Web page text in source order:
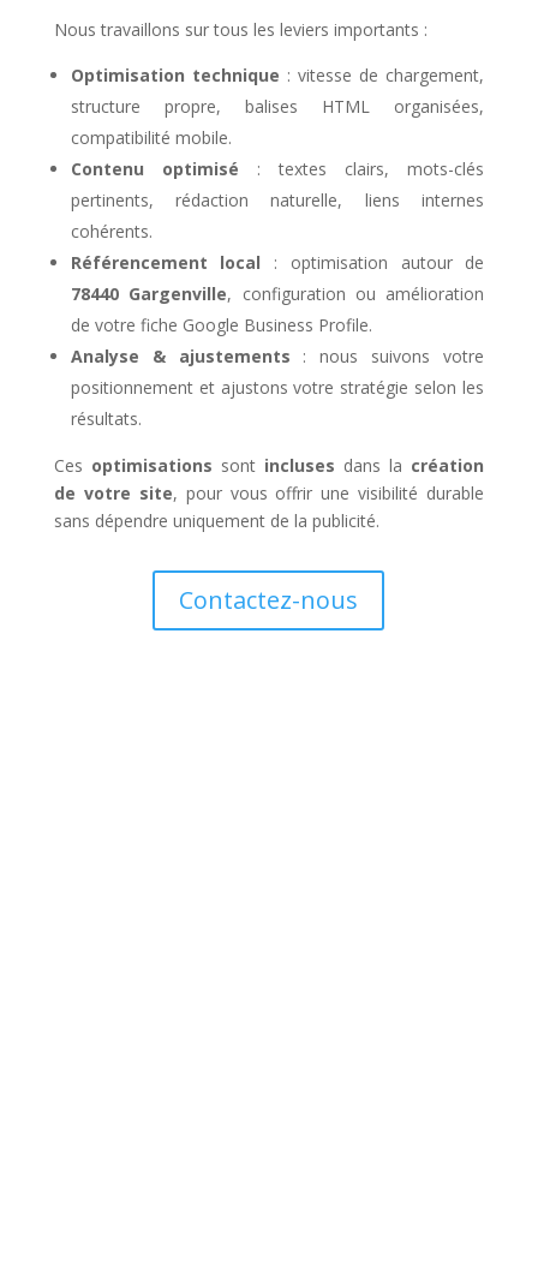
Nous travaillons sur tous les leviers importants :
Optimisation technique : vitesse de chargement,
structure propre, balises HTML organisées,
compatibilité mobile.
Contenu optimisé : textes clairs, mots-clés
pertinents, rédaction naturelle, liens internes
cohérents.
Référencement local : optimisation autour de
78440 Gargenville, configuration ou amélioration
de votre fiche Google Business Profile.
Analyse & ajustements : nous suivons votre
positionnement et ajustons votre stratégie selon les
résultats.
Ces optimisations sont incluses dans la création
de votre site, pour vous offrir une visibilité durable
sans dépendre uniquement de la publicité.
Contactez-nous